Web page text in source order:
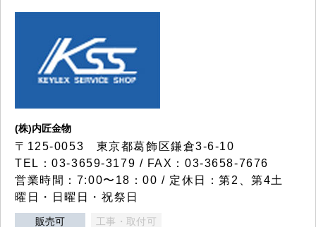
(株)内匠金物
〒125-0053 東京都葛飾区鎌倉3-6-10
TEL：03-3659-3179 / FAX：03-3658-7676
営業時間：7:00〜18：00 / 定休日：第2、第4土
曜日・日曜日・祝祭日
販売可 工事・取付可